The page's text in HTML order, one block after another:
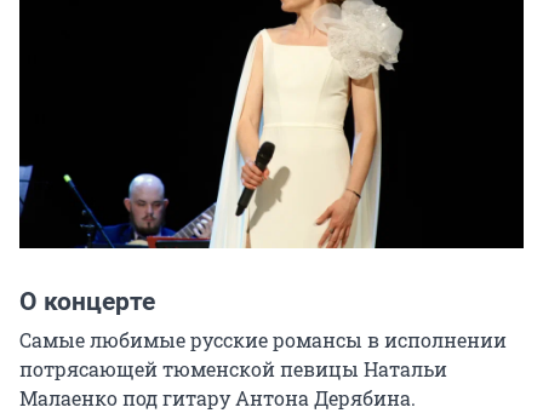
О концерте
Самые любимые русские романсы в исполнении
потрясающей тюменской певицы Натальи
Малаенко под гитару Антона Дерябина.